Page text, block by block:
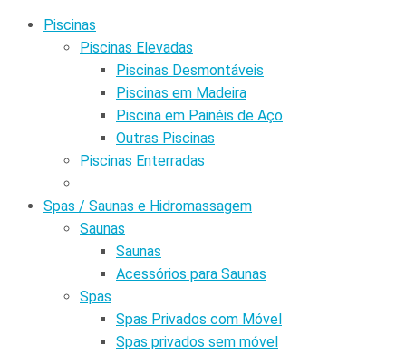
Piscinas
Piscinas Elevadas
Piscinas Desmontáveis
Piscinas em Madeira
Piscina em Painéis de Aço
Outras Piscinas
Piscinas Enterradas
Spas / Saunas e Hidromassagem
Saunas
Saunas
Acessórios para Saunas
Spas
Spas Privados com Móvel
Spas privados sem móvel